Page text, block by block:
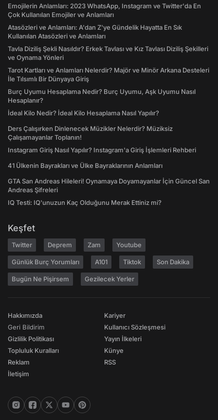
Emojilerin Anlamları: 2023 WhatsApp, Instagram ve Twitter'da En
Çok Kullanılan Emojiler ve Anlamları
Atasözleri ve Anlamları: A'dan Z'ye Gündelik Hayatta En Sık
Kullanılan Atasözleri ve Anlamları
Tavla Diziliş Şekli Nasıldır? Erkek Tavlası ve Kız Tavlası Diziliş Şekilleri
ve Oynama Yönleri
Tarot Kartları ve Anlamları Nelerdir? Majör ve Minör Arkana Desteleri
İle Tılsımlı Bir Dünyaya Giriş
Burç Uyumu Hesaplama Nedir? Burç Uyumu, Aşk Uyumu Nasıl
Hesaplanır?
İdeal Kilo Nedir? İdeal Kilo Hesaplama Nasıl Yapılır?
Ders Çalışırken Dinlenecek Müzikler Nelerdir? Müziksiz
Çalışamayanlar Toplanın!
Instagram Giriş Nasıl Yapılır? Instagram'a Giriş İşlemleri Rehberi
41 Ülkenin Bayrakları ve Ülke Bayraklarının Anlamları
GTA San Andreas Hileleri! Oynamaya Doyamayanlar İçin Güncel San
Andreas Şifreleri
IQ Testi: IQ'unuzun Kaç Olduğunu Merak Ettiniz mi?
Keşfet
Twitter Deprem Zam Youtube
Günlük Burç Yorumları A101 Tiktok Son Dakika
Bugün Ne Pişirsem Gezilecek Yerler
Hakkımızda
Geri Bildirim
Gizlilik Politikası
Topluluk Kuralları
Reklam
İletişim
Kariyer
Kullanıcı Sözleşmesi
Yayın İlkeleri
Künye
RSS